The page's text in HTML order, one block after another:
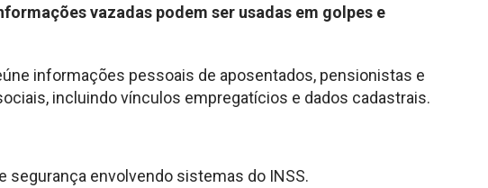
vazadas podem ser usadas em golpes e
informações pessoais de aposentados, pensionistas e
incluindo vínculos empregatícios e dados cadastrais.
segurança envolvendo sistemas do INSS.